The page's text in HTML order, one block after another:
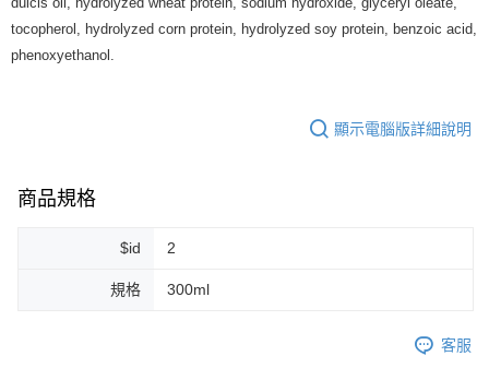
每筆NT$100，滿NT$999(含以上)免運費
離島宅配（澎湖、金門、馬祖、小琉球）
tocopherol, hydrolyzed corn protein, hydrolyzed soy protein, benzoic acid,
phenoxyethanol.
顯示電腦版詳細說明
商品規格
$id 2
規格 300ml
客服